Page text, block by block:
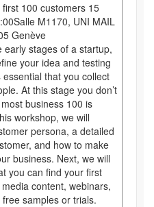
100 customers 15
M1170, UNI MAIL
Genève
early stages of a startup,
your idea and testing
that you collect
At this stage you don’t
business 100 is
workshop, we will
persona, a detailed
and how to make
business. Next, we will
you can find your first
content, webinars,
samples or trials.